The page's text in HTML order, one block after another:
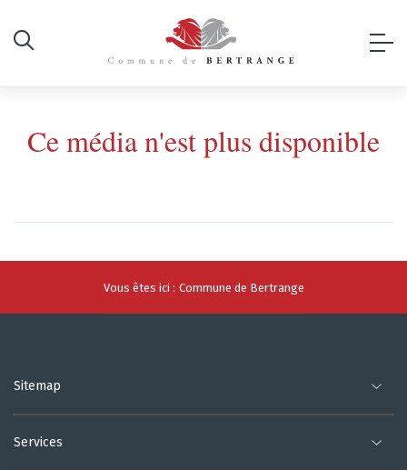
Ce média n'est plus disponible
Vous êtes ici : Commune de Bertrange
Sitemap
Services